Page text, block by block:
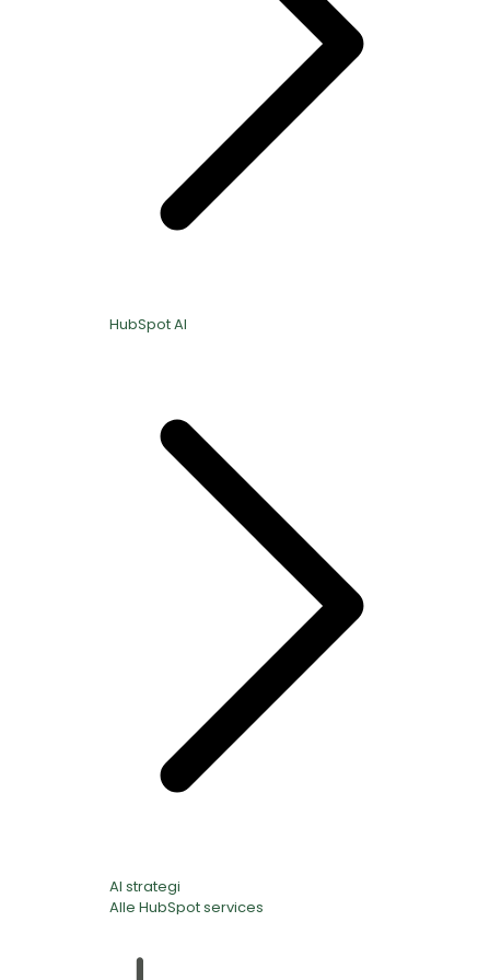
HubSpot AI
AI strategi
Alle HubSpot services